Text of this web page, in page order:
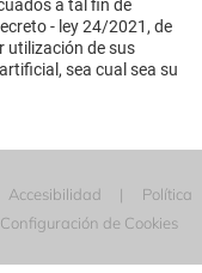
a tal fin de
- ley 24/2021, de
utilización de sus
sea cual sea su
Accesibilidad
Política
Configuración de Cookies